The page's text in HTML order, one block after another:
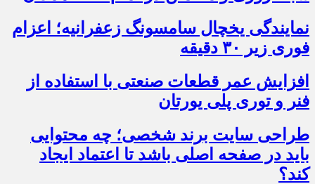
نمایندگی یخچال سامسونگ زعفرانیه؛ اعزام
فوری زیر ۳۰ دقیقه
افزایش عمر قطعات صنعتی با استفاده از
فنر و توری پلی یورتان
طراحی سایت برند شخصی؛ چه محتوایی
باید در صفحه اصلی باشد تا اعتماد ایجاد
کند؟